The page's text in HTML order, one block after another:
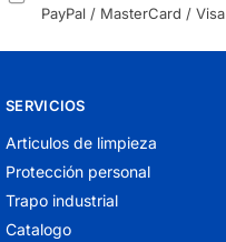
PayPal / MasterCard / Visa
SERVICIOS
Articulos de limpieza
Protección personal
Trapo industrial
Catalogo